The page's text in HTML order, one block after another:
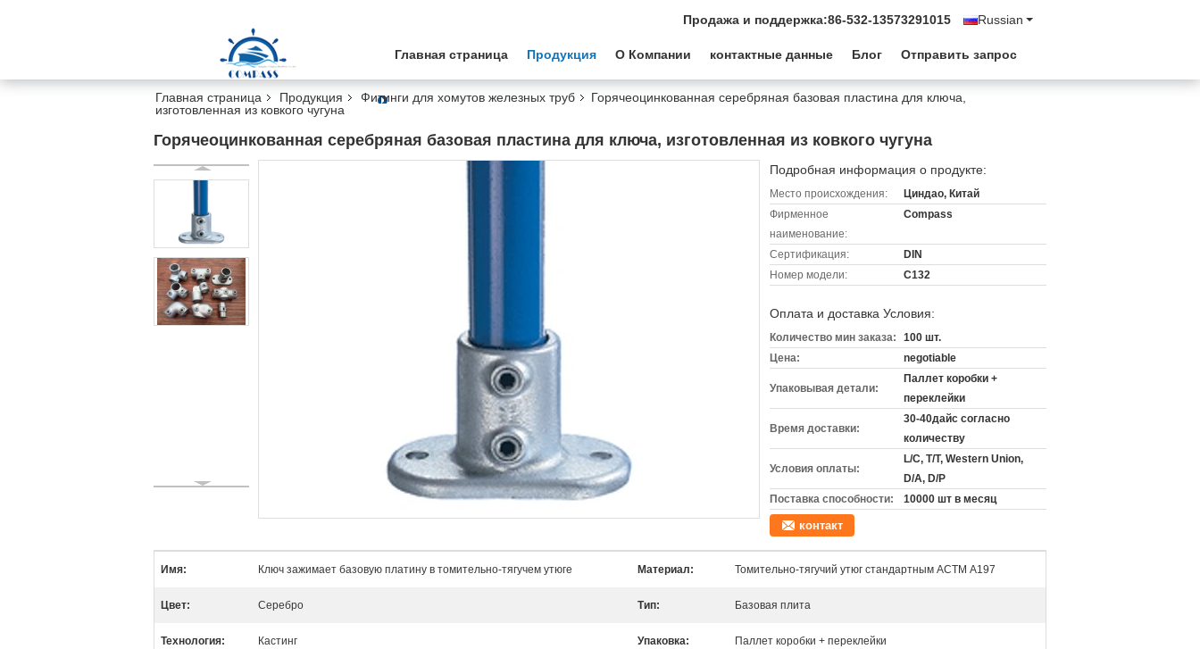
Russian
Продажа и поддержка:86-532-13573291015
Главная страница Продукция О Компании контактные данные Блог Отправить запрос
Главная страница Продукция Фитинги для хомутов железных труб
Горячеоцинкованная серебряная базовая пластина для ключа,
изготовленная из ковкого чугуна
Горячеоцинкованная серебряная базовая пластина для ключа, изготовленная из ковкого чугуна
Подробная информация о продукте:
Место происхождения:
Циндао, Китай
Фирменное
наименование:
Compass
Сертификация:
DIN
Номер модели:
C132
Оплата и доставка Условия:
Количество мин заказа:
100 шт.
Цена:
negotiable
Упаковывая детали:
Паллет коробки +
переклейки
Время доставки:
30-40дайс согласно
количеству
Условия оплаты:
L/C, T/T, Western Union,
D/A, D/P
Поставка способности:
10000 шт в месяц
контакт
Имя: Ключ зажимает базовую платину в томительно-тягучем утюге Материал: Томительно-тягучий утюг стандартным АСТМ А197
Цвет: Серебро Тип: Базовая плита
Технология: Кастинг Упаковка: Паллет коробки + переклейки